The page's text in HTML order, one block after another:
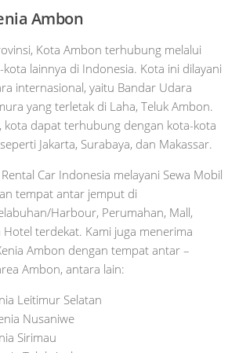
Ambon
Kota Ambon terhubung melalui
lainnya di Indonesia. Kota ini dilayani
internasional, yaitu Bandar Udara
yang terletak di Laha, Teluk Ambon.
kota dapat terhubung dengan kota-kota
Jakarta, Surabaya, dan Makassar.
Car Indonesia melayani Sewa Mobil
tempat antar jemput di
Harbour, Perumahan, Mall,
terdekat. Kami juga menerima
Ambon dengan tempat antar –
Ambon, antara lain:
Leitimur Selatan
Nusaniwe
Sirimau